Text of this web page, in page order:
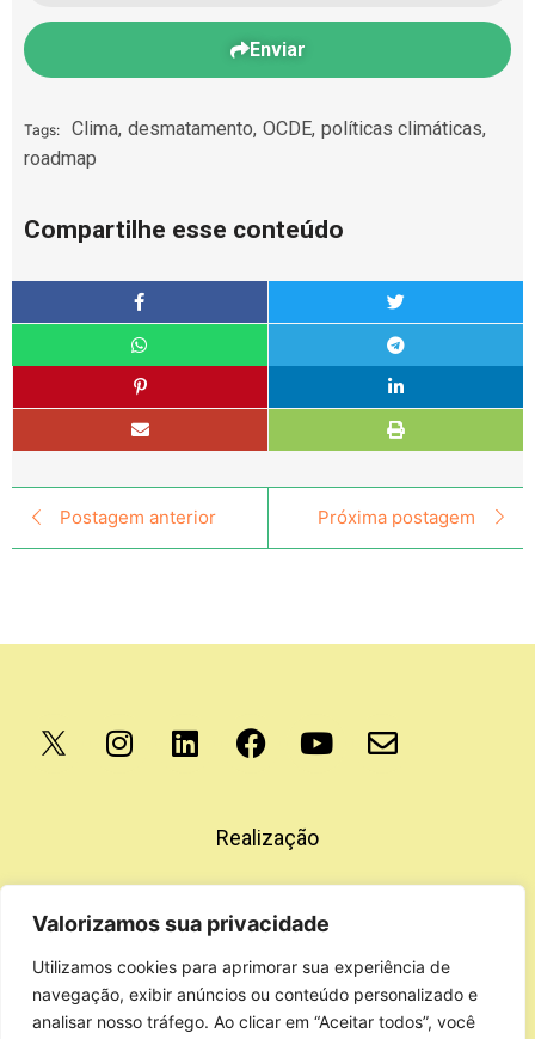
Valorizamos sua privacidade
Utilizamos cookies para aprimorar sua experiência de
navegação, exibir anúncios ou conteúdo personalizado e
analisar nosso tráfego. Ao clicar em “Aceitar todos”, você
Enviar
Tags: Clima, desmatamento, OCDE, políticas climáticas,
roadmap
Compartilhe esse conteúdo
Postagem anterior Próxima postagem
Realização